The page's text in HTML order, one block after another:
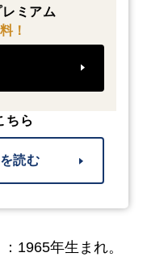
ミアム
！
ちら
読む
1965年生まれ。